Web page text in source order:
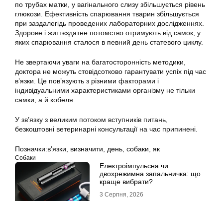
по трубах матки, у вагінального слизу збільшується рівень
глюкози. Ефективність спарювання тварин збільшується
при заздалегідь проведених лабораторних дослідженнях.
Здорове і життєздатне потомство отримують від самок, у
яких спарювання сталося в певний день статевого циклу.
Не звертаючи уваги на багатосторонність методики,
доктора не можуть стовідсотково гарантувати успіх під час
в’язки. Це пов’язують з різними факторами і
індивідуальними характеристиками організму не тільки
самки, а й кобеля.
У зв’язку з великим потоком вступників питань,
безкоштовні ветеринарні консультації на час припинені.
Позначки:в’язки визначити день собаки як
Собаки
Електроімпульсна чи
двохрежимна запальничка: що
краще вибрати?
3 Серпня, 2026